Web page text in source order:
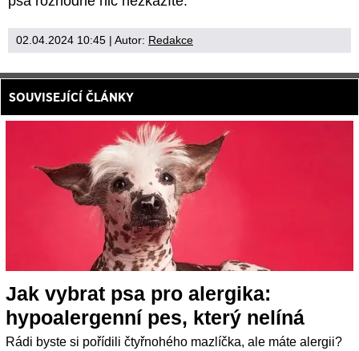
02.04.2024 10:45 | Autor: Redakce
SOUVISEJÍCÍ ČLÁNKY
Jak vybrat psa pro alergika:
hypoalergenní pes, který nelíná
Rádi byste si pořídili čtyřnohého mazlíčka, ale máte alergii?